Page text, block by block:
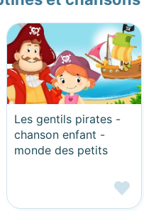
Les gentils pirates -
chanson enfant -
monde des petits